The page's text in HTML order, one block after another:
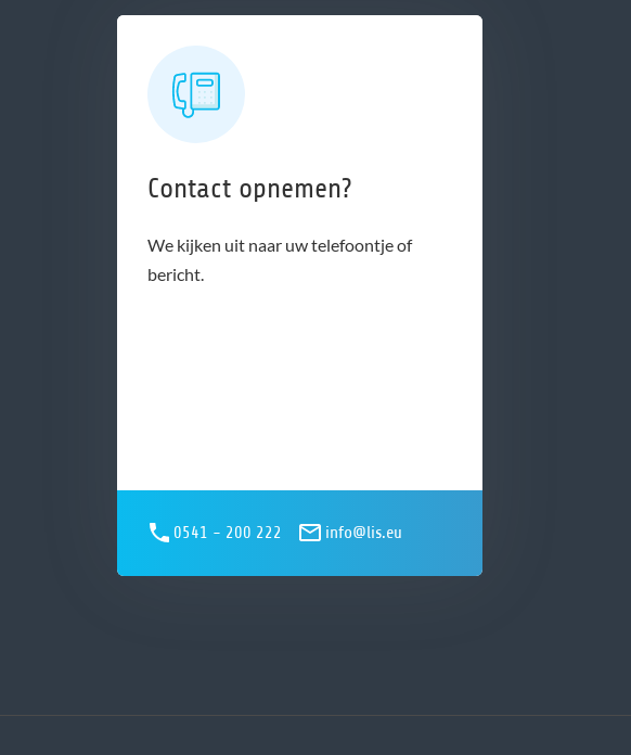
Contact opnemen?
We kijken uit naar uw telefoontje of
bericht.
0541 - 200 222 info@lis.eu